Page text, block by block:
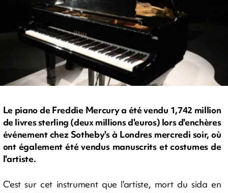
Le piano de Freddie Mercury a été vendu 1,742 million
de livres sterling (deux millions d'euros) lors d'enchères
événement chez Sotheby's à Londres mercredi soir, où
ont également été vendus manuscrits et costumes de
l'artiste.
C'est sur cet instrument que l'artiste, mort du sida en